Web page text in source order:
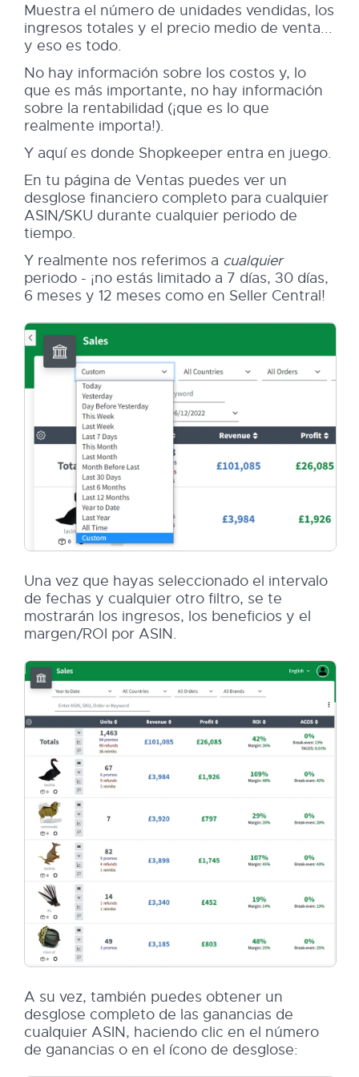
Muestra el número de unidades vendidas, los
ingresos totales y el precio medio de venta...
y eso es todo.
No hay información sobre los costos y, lo
que es más importante, no hay información
sobre la rentabilidad (¡que es lo que
realmente importa!).
Y aquí es donde Shopkeeper entra en juego.
En tu página de Ventas puedes ver un
desglose financiero completo para cualquier
ASIN/SKU durante cualquier periodo de
tiempo.
Y realmente nos referimos a cualquier
periodo - ¡no estás limitado a 7 días, 30 días,
6 meses y 12 meses como en Seller Central!
Una vez que hayas seleccionado el intervalo
de fechas y cualquier otro filtro, se te
mostrarán los ingresos, los beneficios y el
margen/ROI por ASIN.
A su vez, también puedes obtener un
desglose completo de las ganancias de
cualquier ASIN, haciendo clic en el número
de ganancias o en el ícono de desglose: